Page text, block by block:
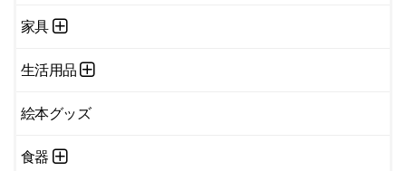
家具
生活用品
絵本グッズ
食器